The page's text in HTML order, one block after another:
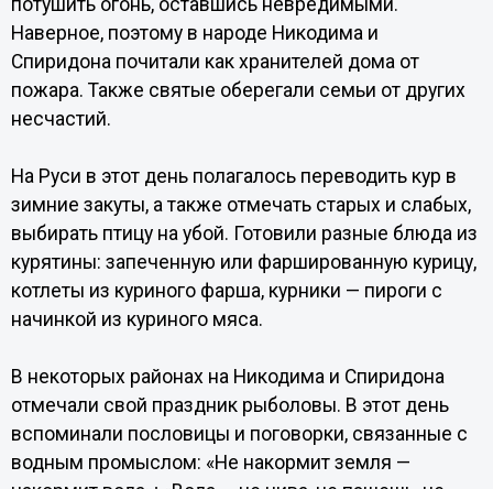
потушить огонь, оставшись невредимыми.
Наверное, поэтому в народе Никодима и
Спиридона почитали как хранителей дома от
пожара. Также святые оберегали семьи от других
несчастий.
На Руси в этот день полагалось переводить кур в
зимние закуты, а также отмечать старых и слабых,
выбирать птицу на убой. Готовили разные блюда из
курятины: запеченную или фаршированную курицу,
котлеты из куриного фарша, курники — пироги с
начинкой из куриного мяса.
В некоторых районах на Никодима и Спиридона
отмечали свой праздник рыболовы. В этот день
вспоминали пословицы и поговорки, связанные с
водным промыслом: «Не накормит земля —